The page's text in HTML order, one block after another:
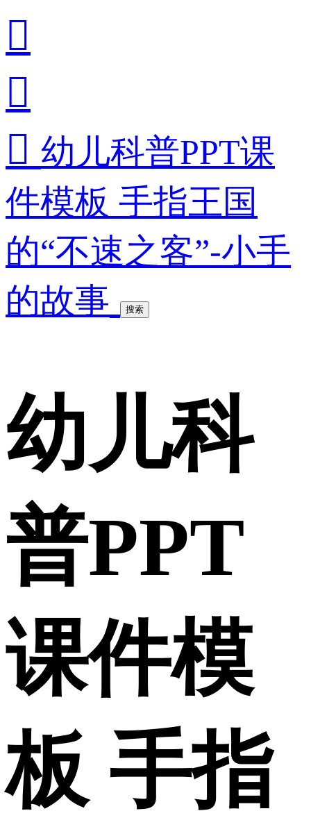


 幼儿科普PPT课
件模板 手指王国
的“不速之客”-小手
的故事
搜索
幼儿科
普PPT
课件模
板 手指